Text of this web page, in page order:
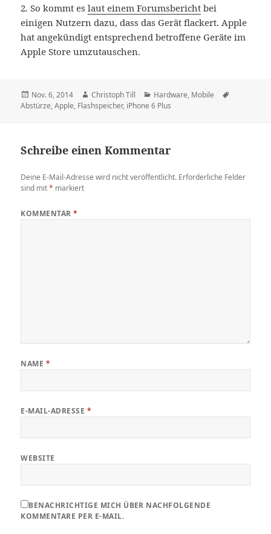
2. So kommt eslaut einem Forumsbericht bei
einigen Nutzern dazu, dass das Gerät flackert. Apple
hat angekündigt entsprechend betroffene Geräte im
Apple Store umzutauschen.
Veröffentlicht
am
Nov. 6, 2014 Autor
Christoph Till Kategorien
Hardware, Mobile
Abstürze,Apple, Flashspeicher, iPhone 6 Plus
Schreibe einen Kommentar
Deine E-Mail-Adresse wird nicht veröffentlicht. Erforderliche Felder
sind mit* markiert
KOMMENTAR*
NAME *
E-MAIL-ADRESSE *
WEBSITE
BENACHRICHTIGE MICH ÜBER NACHFOLGENDE
KOMMENTARE PER E-MAIL.